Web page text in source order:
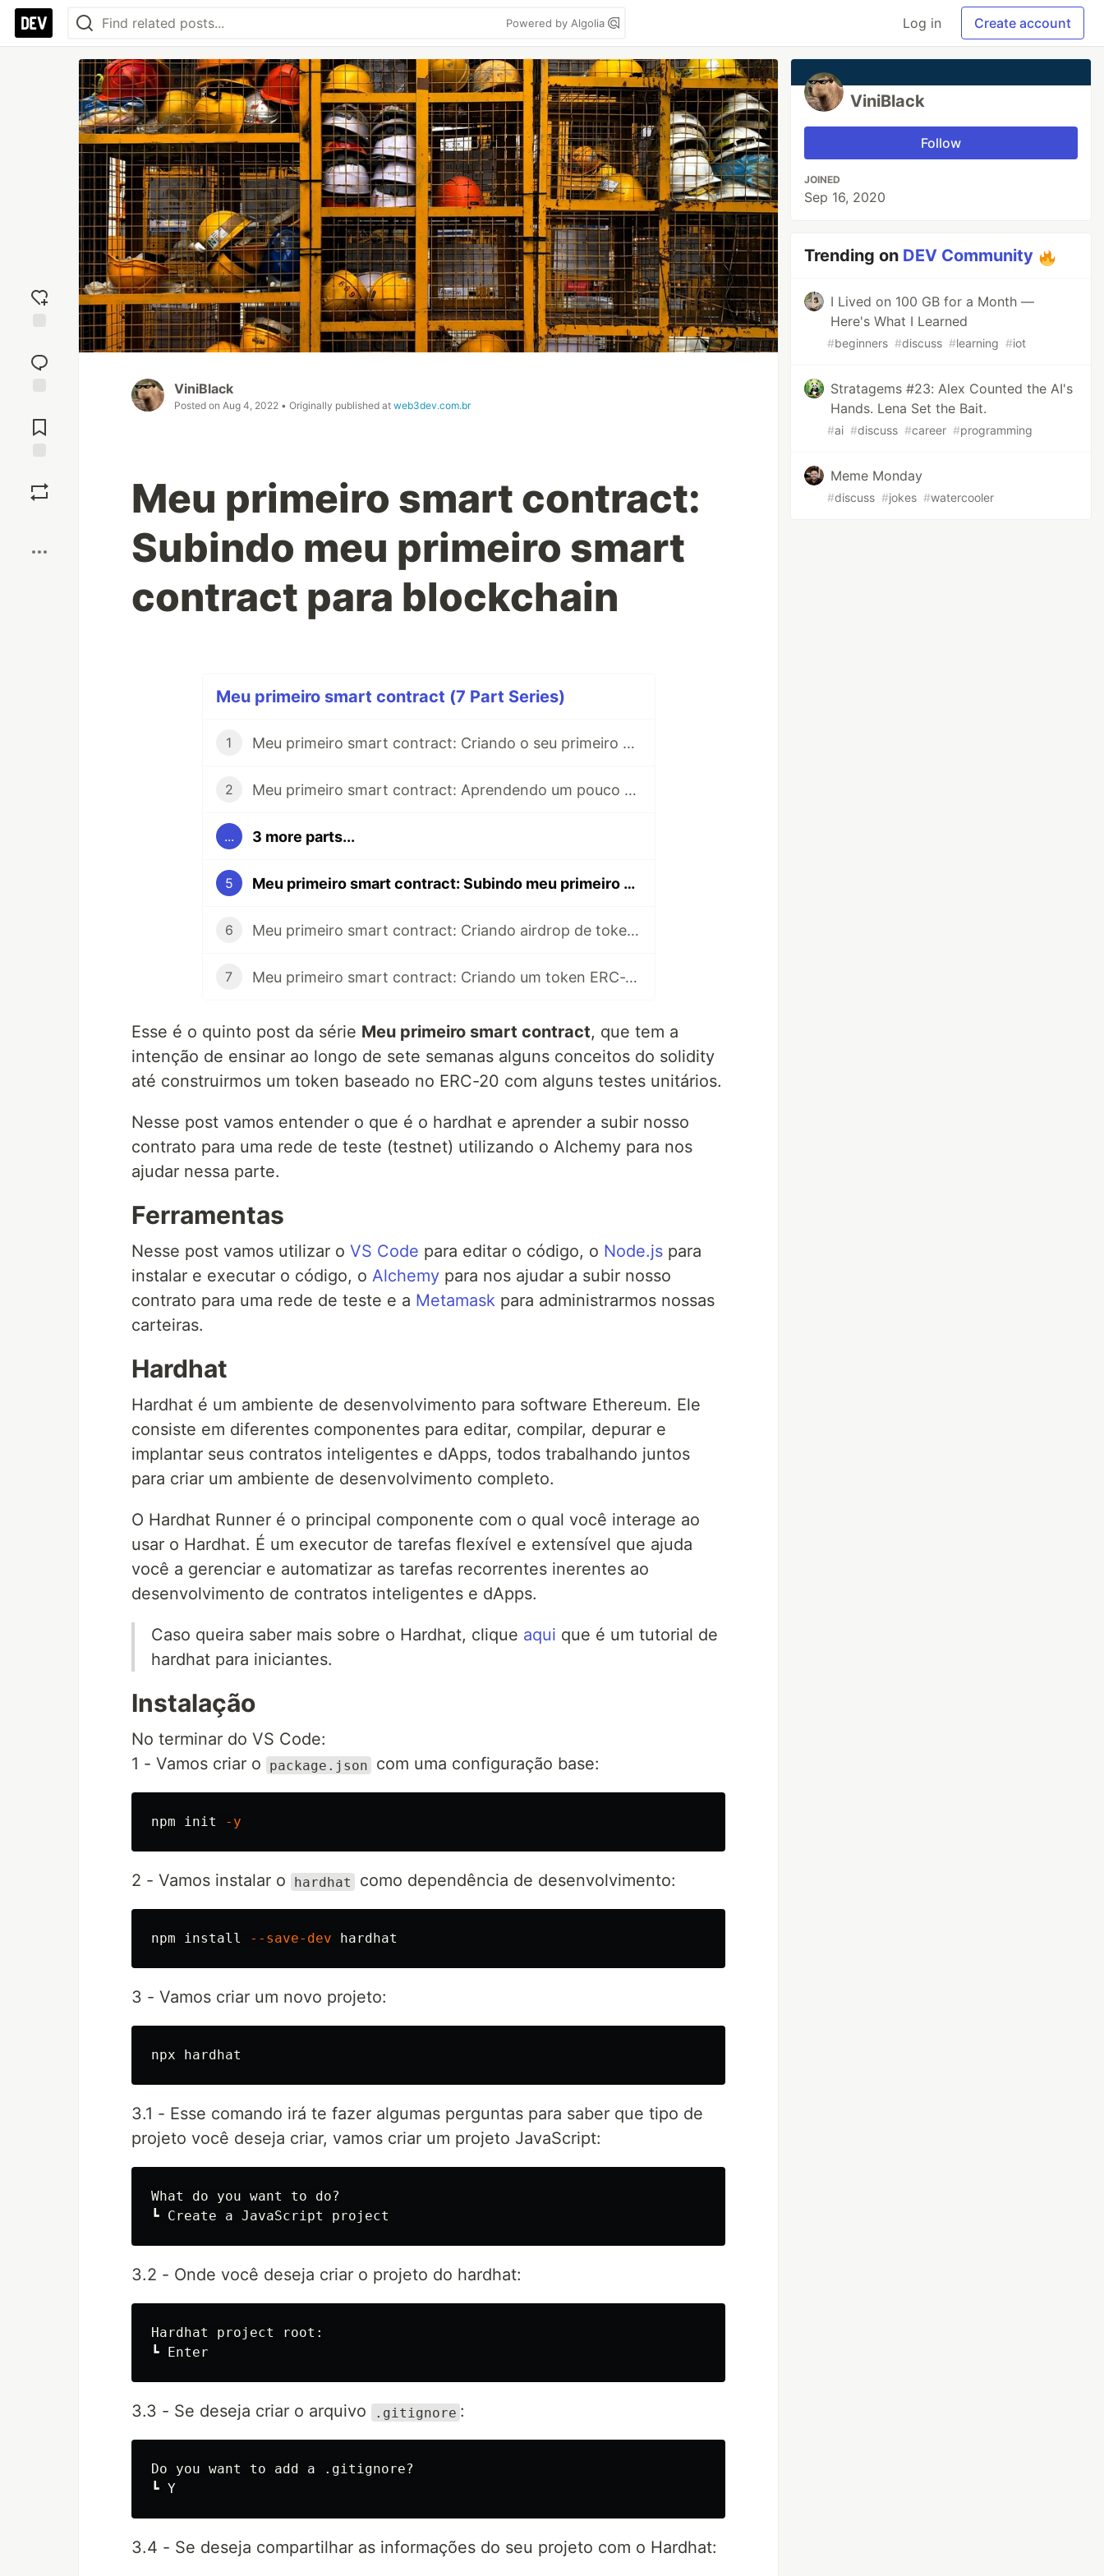
Powered by Algolia Log in Create account
reaction
Comments
ViniBlack
Posted on Aug 4, 2022 • Originally published at web3dev.com.br
Meu primeiro smart contract:
Subindo meu primeiro smart
contract para blockchain
Meu primeiro smart contract (7 Part Series)
1 Meu primeiro smart contract: Criando o seu primeiro contrato inteligente
2 Meu primeiro smart contract: Aprendendo um pouco mais sobre smart contract
... 3 more parts...
5 Meu primeiro smart contract: Subindo meu primeiro smart contract para blockchain
6 Meu primeiro smart contract: Criando airdrop de tokens ERC-20
7 Meu primeiro smart contract: Criando um token ERC-20 pt.2
Esse é o quinto post da série Meu primeiro smart contract, que tem a
intenção de ensinar ao longo de sete semanas alguns conceitos do solidity
até construirmos um token baseado no ERC-20 com alguns testes unitários.
Nesse post vamos entender o que é o hardhat e aprender a subir nosso
contrato para uma rede de teste (testnet) utilizando o Alchemy para nos
ajudar nessa parte.
Ferramentas
Nesse post vamos utilizar o VS Code para editar o código, o Node.js para
instalar e executar o código, o Alchemy para nos ajudar a subir nosso
contrato para uma rede de teste e a Metamask para administrarmos nossas
carteiras.
Hardhat
Hardhat é um ambiente de desenvolvimento para software Ethereum. Ele
consiste em diferentes componentes para editar, compilar, depurar e
implantar seus contratos inteligentes e dApps, todos trabalhando juntos
para criar um ambiente de desenvolvimento completo.
O Hardhat Runner é o principal componente com o qual você interage ao
usar o Hardhat. É um executor de tarefas flexível e extensível que ajuda
você a gerenciar e automatizar as tarefas recorrentes inerentes ao
desenvolvimento de contratos inteligentes e dApps.
Caso queira saber mais sobre o Hardhat, clique aqui que é um tutorial de
hardhat para iniciantes.
Instalação
No terminar do VS Code:
1 - Vamos criar o
package.json com uma configuração base:
npm init -y
2 - Vamos instalar o hardhat como dependência de desenvolvimento:
npm install --save-dev
3 - Vamos criar um novo projeto:
3.1 - Esse comando irá te fazer algumas perguntas para saber que tipo de
projeto você deseja criar, vamos criar um projeto JavaScript:
What do you want to do?
3.2 - Onde você deseja criar o projeto do hardhat:
Hardhat project root:
3.3 - Se deseja criar o arquivo .gitignore :
Do you want to add a .gitignore?
3.4 - Se deseja compartilhar as informações do seu projeto com o Hardhat:
ViniBlack
Follow
JOINED
Sep 16, 2020
Trending on DEV Community
I Lived on 100 GB for a Month —
Here's What I Learned
#beginners #discuss #learning #iot
Stratagems #23: Alex Counted the AI's
Hands. Lena Set the Bait.
#ai #discuss #career #programming
Meme Monday
#discuss #jokes #watercooler